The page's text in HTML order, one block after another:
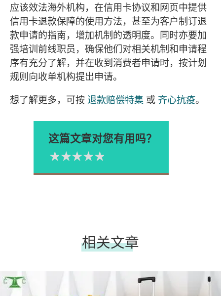
应该效法海外机构，在信用卡协议和网页中提供
信用卡退款保障的使用方法，甚至为客户制订退
款申请的指南，增加机制的透明度。同时亦要加
强培训前线职员，确保他们对相关机制和申请程
序有充分了解，并在收到消费者申请时，按计划
规则向收单机构提出申请。
想了解更多，可按 退款赔偿特集 或 齐心抗疫。
这篇文章对您有用吗？
Please rate
4星
3星
2星
1星
相关文章